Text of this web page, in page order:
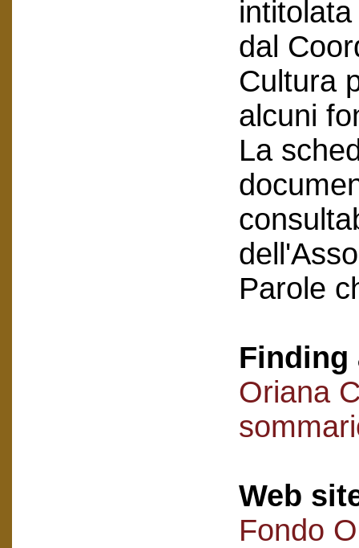
dal
Cultura
alcuni
La
Parole
Finding
Oriana
Web
Fondo